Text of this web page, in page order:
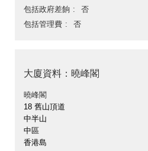
包括政府差餉
否
包括管理費
否
大廈資料：曉峰閣
曉峰閣
18 舊山頂道
中半山
中區
香港島